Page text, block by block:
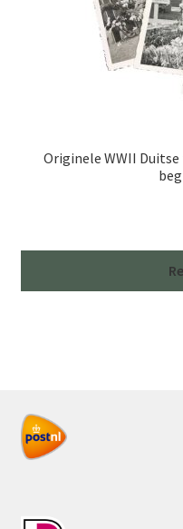
Originele WWII